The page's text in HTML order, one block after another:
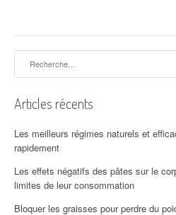
Articles récents
Les meilleurs régimes naturels et
rapidement
Les effets négatifs des pâtes sur le
limites de leur consommation
Bloquer les graisses pour perdre du